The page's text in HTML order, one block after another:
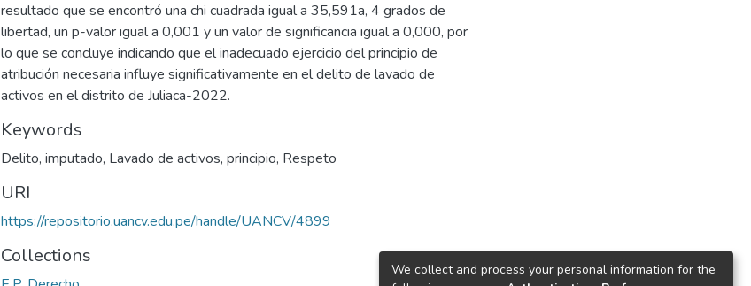
resultado que se encontró una chi cuadrada igual a 35,591a, 4 grados de
libertad, un p-valor igual a 0,001 y un valor de significancia igual a 0,000, por
lo que se concluye indicando que el inadecuado ejercicio del principio de
atribución necesaria influye significativamente en el delito de lavado de
activos en el distrito de Juliaca-2022.
Keywords
Delito, imputado, Lavado de activos, principio, Respeto
URI
https://repositorio.uancv.edu.pe/handle/UANCV/4899
Collections
We collect and process your personal information for the